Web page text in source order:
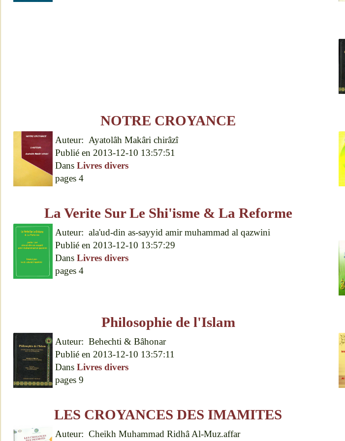
NOTRE CROYANCE
Auteur: Ayatolâh Makâri chirâzî
Publié en 2013-12-10 13:57:51
Dans Livres divers
pages 4
La Verite Sur Le Shi'isme & La Reforme
Auteur: ala'ud-din as-sayyid amir muhammad al qazwini
Publié en 2013-12-10 13:57:29
Dans Livres divers
pages 4
Philosophie de l'Islam
Auteur: Behechti & Bâhonar
Publié en 2013-12-10 13:57:11
Dans Livres divers
pages 9
LES CROYANCES DES IMAMITES
Auteur: Cheikh Muhammad Ridhâ Al-Muz.affar